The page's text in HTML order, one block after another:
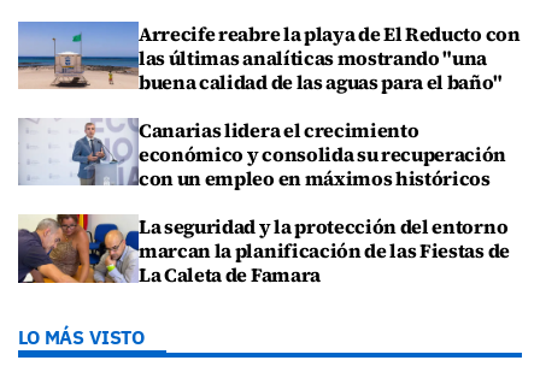
Arrecife reabre la playa de El Reducto con
las últimas analíticas mostrando "una
buena calidad de las aguas para el baño"
Canarias lidera el crecimiento
económico y consolida su recuperación
con un empleo en máximos históricos
La seguridad y la protección del entorno
marcan la planificación de las Fiestas de
La Caleta de Famara
LO MÁS VISTO